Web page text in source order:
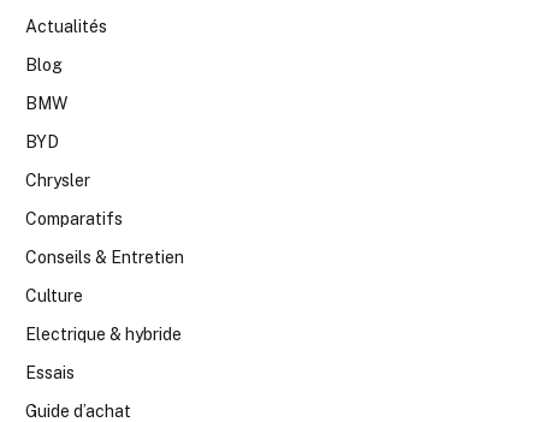
Actualités
Blog
BMW
BYD
Chrysler
Comparatifs
Conseils & Entretien
Culture
Electrique & hybride
Essais
Guide d’achat